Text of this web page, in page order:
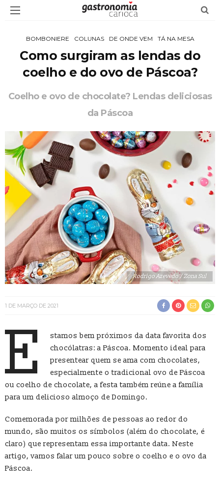
BOMBONIERE COLUNAS DE ONDE VEM TÁ NA MESA
Como surgiram as lendas do
coelho e do ovo de Páscoa?
Coelho e ovo de chocolate? Lendas deliciosas
da Páscoa
Rodrigo Azevedo / Zona Sul
1 DE MARÇO DE 2021
E
stamos bem próximos da data favorita dos
chocólatras: a Páscoa. Momento ideal para
presentear quem se ama com chocolates,
especialmente o tradicional ovo de Páscoa
ou coelho de chocolate, a festa também reúne a família
para um delicioso almoço de Domingo.
Comemorada por milhões de pessoas ao redor do
mundo, são muitos os símbolos (além do chocolate, é
claro) que representam essa importante data. Neste
artigo, vamos falar um pouco sobre o coelho e o ovo da
Páscoa.